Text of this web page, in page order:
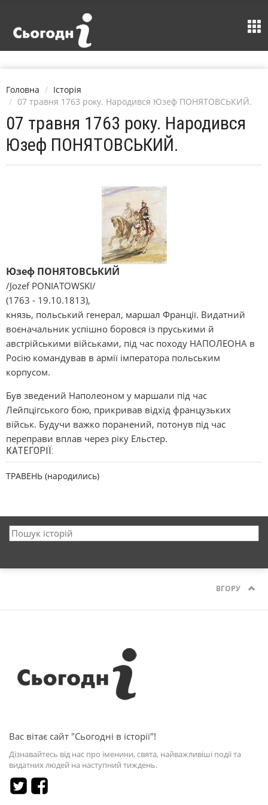
Головна
Історія
07 травня 1763 року. Народився Юзеф ПОНЯТОВСЬКИЙ.
07 травня 1763 року. Народився
Юзеф ПОНЯТОВСЬКИЙ.
Юзеф ПОНЯТОВСЬКИЙ
/Jozef PONIATOWSKI/
(1763 - 19.10.1813),
князь, польський генерал, маршал Франції. Видатний
воєначальник успішно боровся із пруськими й
австрійськими військами, під час походу НАПОЛЕОНА в
Росію командував в армії імператора польським
корпусом.
Був зведений Наполеоном у маршали під час
Лейпцігського бою, прикривав відхід французьких
військ. Будучи важко поранений, потонув під час
переправи вплав через ріку Ельстер.
КАТЕГОРІЇ:
ТРАВЕНЬ (народились)
ВГОРУ
Вас вітає сайт "Сьогодні в історії"!
Дізнавайтесь від нас про іменини, свята, найважливіші події та
видатних людей на наступний тиждень.